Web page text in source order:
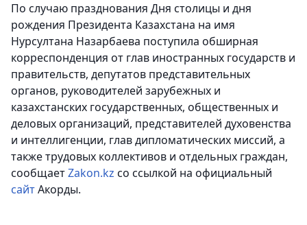
По случаю празднования Дня столицы и дня
рождения Президента Казахстана на имя
Нурсултана Назарбаева поступила обширная
корреспонденция от глав иностранных государств и
правительств, депутатов представительных
органов, руководителей зарубежных и
казахстанских государственных, общественных и
деловых организаций, представителей духовенства
и интеллигенции, глав дипломатических миссий, а
также трудовых коллективов и отдельных граждан,
сообщаетZakon.kz со ссылкой на официальный
сайтАкорды.